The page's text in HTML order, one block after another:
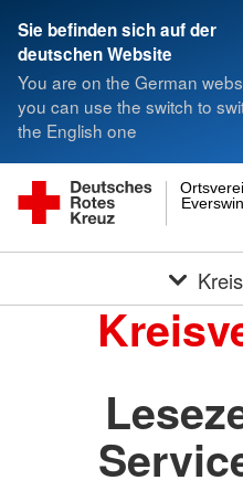
Sie befinden sich auf der
deutschen Website
You are on the German
you can use the switch to
the English one